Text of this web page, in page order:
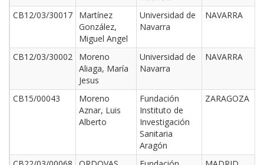
CB12/03/30017
Martínez
González,
Miguel Angel
Universidad de
Navarra
NAVARRA
CB12/03/30002
Moreno
Aliaga, María
Jesus
Universidad de
Navarra
NAVARRA
CB15/00043
Moreno
Aznar, Luis
Alberto
Fundación
Instituto de
Investigación
Sanitaria
Aragón
ZARAGOZA